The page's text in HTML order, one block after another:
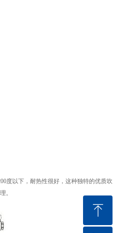
0度以下，耐热性很好，这种独特的优质吹
。
ꁸ